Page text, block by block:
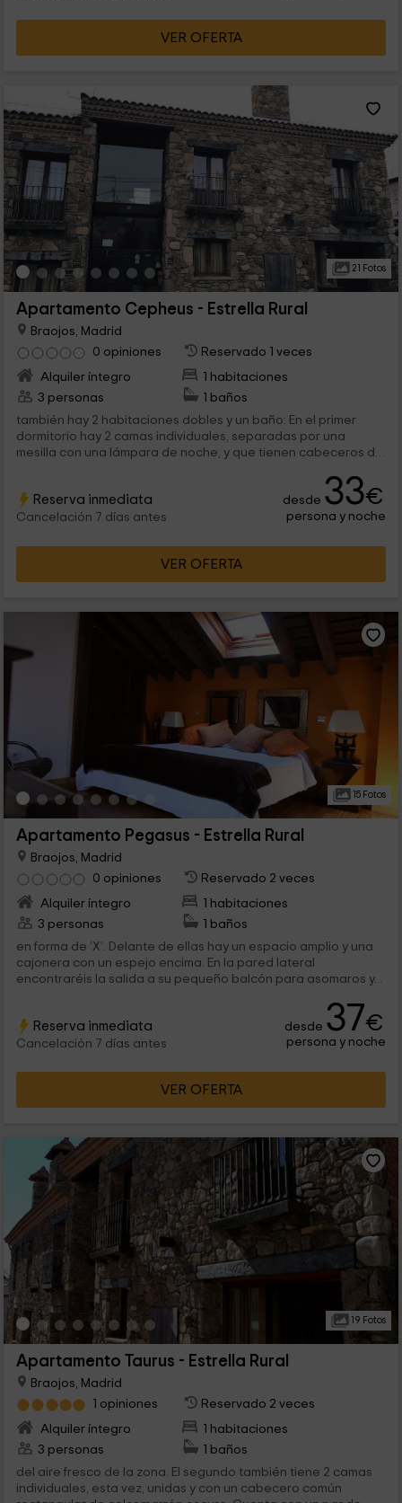
VER OFERTA
21 Fotos
Apartamento Cepheus - Estrella Rural
Braojos, Madrid
0 opiniones
Reservado 1 veces
Alquiler íntegro
1 habitaciones
3 personas
1 baños
también hay 2 habitaciones dobles y un baño: En el primer
dormitorio hay 2 camas individuales, separadas por una
mesilla con una lámpara de noche, y que tienen cabeceros de
Reserva inmediata
Cancelación 7 días antes
desde 33€
persona y noche
VER OFERTA
15 Fotos
Apartamento Pegasus - Estrella Rural
Braojos, Madrid
0 opiniones
Reservado 2 veces
Alquiler íntegro
1 habitaciones
3 personas
1 baños
en forma de ‘X’. Delante de ellas hay un espacio amplio y una
cajonera con un espejo encima. En la pared lateral
encontraréis la salida a su pequeño balcón para asomaros y...
Reserva inmediata
Cancelación 7 días antes
desde 37€
persona y noche
VER OFERTA
19 Fotos
Apartamento Taurus - Estrella Rural
Braojos, Madrid
1 opiniones
Reservado 2 veces
Alquiler íntegro
1 habitaciones
3 personas
1 baños
del aire fresco de la zona. El segundo también tiene 2 camas
individuales, esta vez, unidas y con un cabecero común